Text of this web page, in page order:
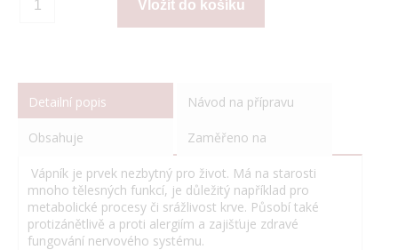
Detailní popis Návod na přípravu
Obsahuje Zaměřeno na
Vápník je prvek nezbytný pro život. Má na starosti
mnoho tělesných funkcí, je důležitý například pro
metabolické procesy či srážlivost krve. Působí také
protizánětlivě a proti alergiím a zajišťuje zdravé
fungování nervového systému.